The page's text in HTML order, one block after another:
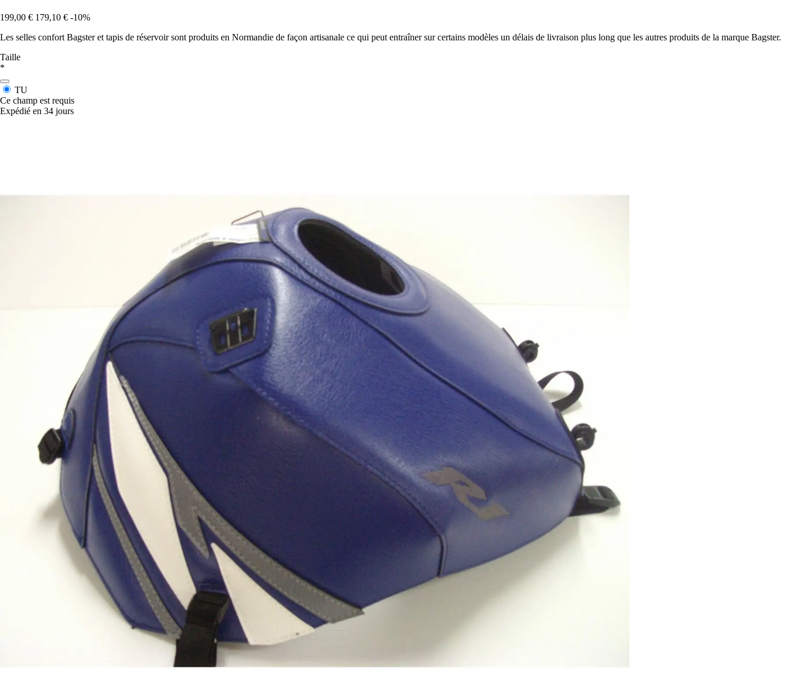
199,00 € 179,10 € -10%
Les selles confort Bagster et tapis de réservoir sont produits en Normandie de façon artisanale ce qui peut entraîner sur certains modèles un délais de livraison plus long que les autres produits de la marque Bagster.
Taille
*
TU
Ce champ est requis
Expédié en 34 jours